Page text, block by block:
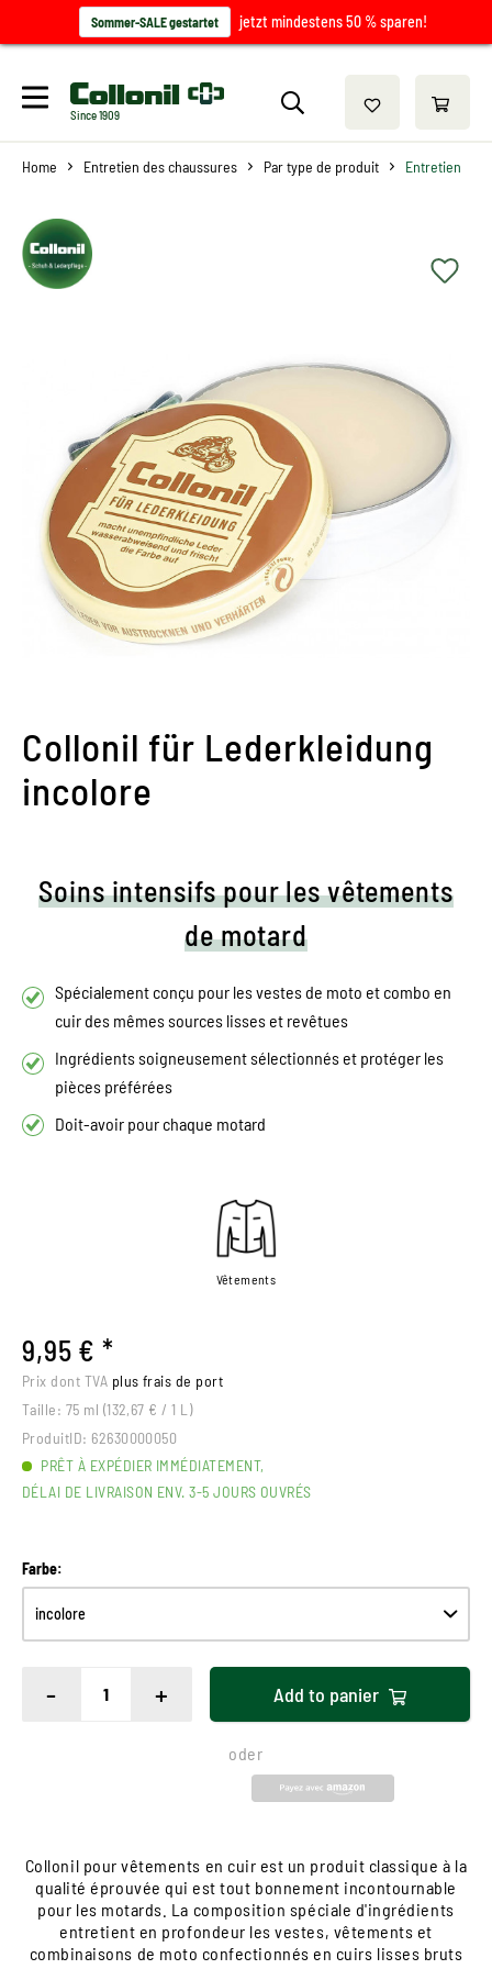
Sommer-SALE gestartet jetzt mindestens 50 % sparen!
Since 1909
Home Entretien des chaussures Par type de produit Entretien
Collonil für Lederkleidung
incolore
Soins intensifs pour les vêtements
de motard
Spécialement conçu pour les vestes de moto et combo en
cuir des mêmes sources lisses et revêtues
Ingrédients soigneusement sélectionnés et protéger les
pièces préférées
Doit-avoir pour chaque motard
Vêtements
9,95 € *
Prix dont TVA plus frais de port
Taille: 75 ml (132,67 € / 1 L)
ProduitID: 62630000050
PRÊT À EXPÉDIER IMMÉDIATEMENT,
DÉLAI DE LIVRAISON ENV. 3-5 JOURS OUVRÉS
Farbe:
- + Add to panier
oder
Collonil pour vêtements en cuir est un produit classique à la
qualité éprouvée qui est tout bonnement incontournable
pour les motards. La composition spéciale d'ingrédients
entretient en profondeur les vestes, vêtements et
combinaisons de moto confectionnés en cuirs lisses bruts